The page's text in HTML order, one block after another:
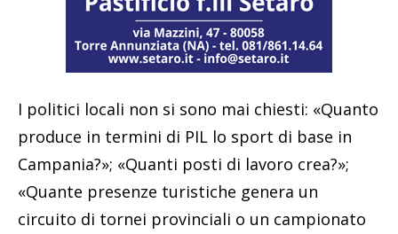
I politici locali non si sono mai chiesti: «Quanto
produce in termini di PIL lo sport di base in
Campania?»; «Quanti posti di lavoro crea?»;
«Quante presenze turistiche genera un
circuito di tornei provinciali o un campionato